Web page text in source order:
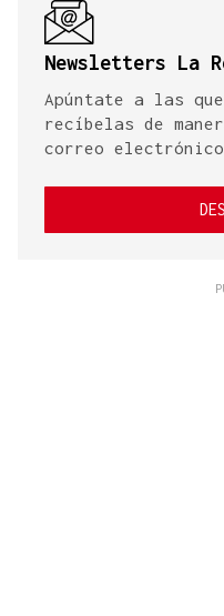
Newsletters La
Apúntate a las
recíbelas de
correo electrónico